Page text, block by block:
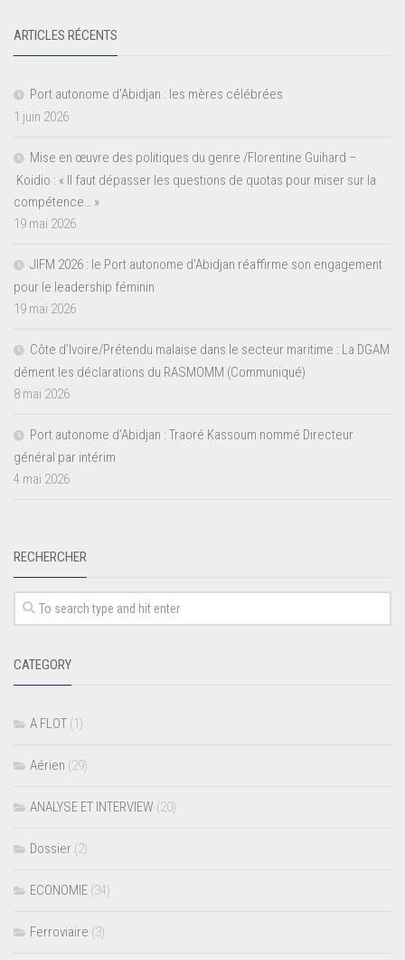
ARTICLES RÉCENTS
Port autonome d’Abidjan : les mères célébrées
1 juin 2026
Mise en œuvre des politiques du genre /Florentine Guihard –
Koidio : « Il faut dépasser les questions de quotas pour miser sur la
compétence… »
19 mai 2026
JIFM 2026 : le Port autonome d’Abidjan réaffirme son engagement
pour le leadership féminin
19 mai 2026
Côte d’Ivoire/Prétendu malaise dans le secteur maritime : La DGAM
dément les déclarations du RASMOMM (Communiqué)
8 mai 2026
Port autonome d’Abidjan : Traoré Kassoum nommé Directeur
général par intérim
4 mai 2026
RECHERCHER
CATEGORY
A FLOT (1)
Aérien (29)
ANALYSE ET INTERVIEW (20)
Dossier (2)
ECONOMIE (34)
Ferroviaire (3)